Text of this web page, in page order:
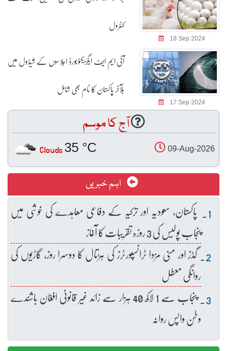
18 Sep 2024
کنٹرول
17 Sep 2024
آئی ایم ایف ایگزیکٹو بورڈ اجلاسوں کے شیڈول میں
بلآخر پاکستان کا نام بھی شامل
آج کا موسم
09-Aug-2026
35 °C
Clouds
اہم خبریں
پاکستان، سعودیہ اور ترکیہ کے دفاعی معاہدے کی خوشی میں
پنجاب پولیس کی 3 روزہ تقریبات کا آغاز
گڈز اور منی مزدا ٹرانسپورٹرز کی ہڑتال کا دوسرا روز، گاڑیوں کی
روانگی معطل
پنجاب سے 1 لاکھ 40 ہزار سے زائد غیر قانونی افغان باشندے
وطن واپس روانہ